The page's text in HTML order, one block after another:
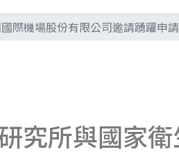
際機場股份有限公司邀請踴躍申
究所與國家